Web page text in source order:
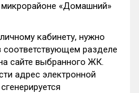
«Домашний»
кабинету, нужно
соответствующем разделе
сайте выбранного ЖК.
адрес электронной